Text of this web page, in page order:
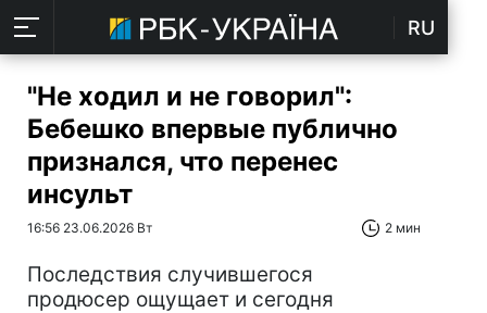
RU
"Не ходил и не говорил":
Бебешко впервые публично
признался, что перенес
инсульт
16:56 23.06.2026 Вт 2 мин
Последствия случившегося
продюсер ощущает и сегодня